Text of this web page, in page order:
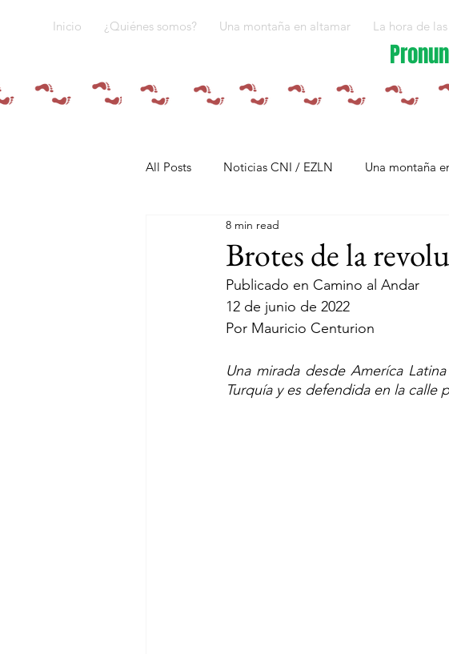
Inicio ¿Quiénes somos? Una montaña en altamar La hora de
All Posts Noticias CNI / EZLN Una montaña
Pandemia y pueblos indígenas
Resistencias Tren Maya Plan Integral
Brotes de la
8 min read
Publicado en Camino al Andar
12 de junio de 2022
Por Mauricio Centurion
Una mirada desde Ameríca
Turquía y es defendida en la